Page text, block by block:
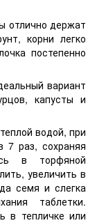
отлично держат
корни легко
постепенно
вариант
капусты и
водой, при
7 раз, сохраняя
в торфяной
увеличить в
семя и слегка
таблетки.
в тепличке или